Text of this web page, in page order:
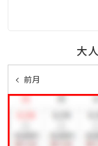
※添い寝対象年齢
☆★ちゅらとくス
レストランプラン
⇒プランはこちら
大
前月